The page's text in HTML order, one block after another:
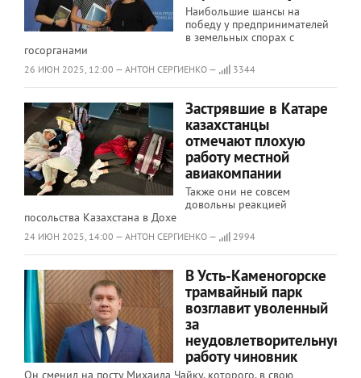
Наибольшие шансы на
победу у предпринимателей
в земельных спорах с
госорганами
26 ИЮН 2025, 12:00 — АНТОН СЕРГИЕНКО — 3344
Застрявшие в Катаре
казахстанцы
отмечают плохую
работу местной
авиакомпании
Также они не совсем
довольны реакцией
посольства Казахстана в Дохе
24 ИЮН 2025, 14:00 — АНТОН СЕРГИЕНКО — 2994
В Усть-Каменогорске
трамвайный парк
возглавит уволенный
за
неудовлетворительную
работу чиновник
Он сменил на посту Михаила Чайку, которого, в свою